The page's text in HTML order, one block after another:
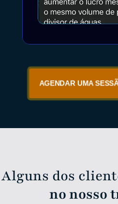
AGENDAR UMA
Alguns dos
no nosso